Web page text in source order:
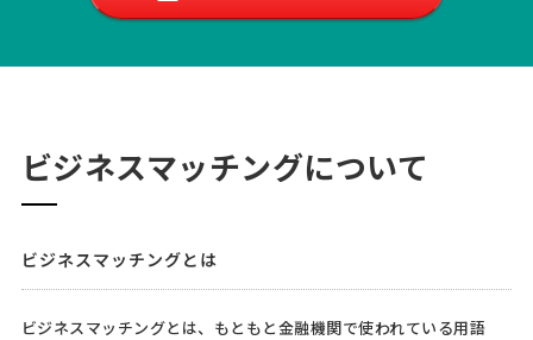
ビジネスマッチングについて
ビジネスマッチングとは
ビジネスマッチングとは、もともと金融機関で使われている用語